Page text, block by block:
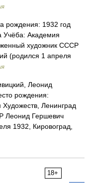
рождения: 1932 год
Учёба: Академия
художник СССР
(родился 1 апреля
Леонид
рождения:
Ленинград
Леонид Гершевич
1932, Кировоград,
18+